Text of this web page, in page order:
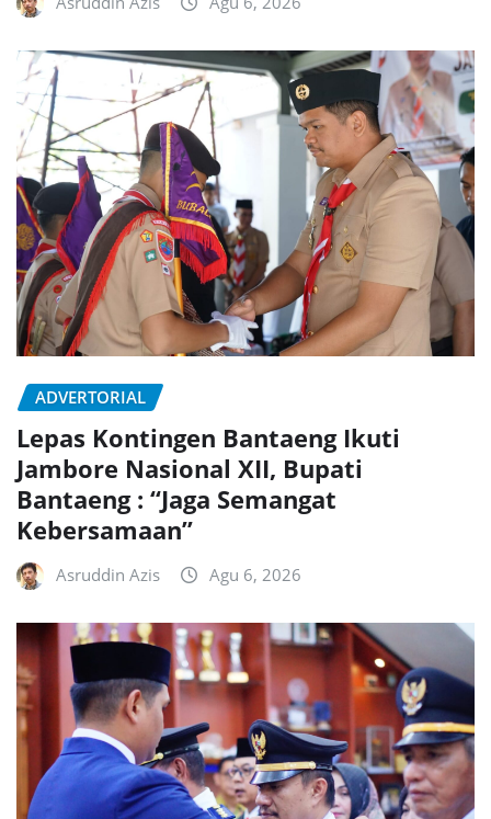
ADVERTORIAL
Lepas Kontingen Bantaeng Ikuti
Jambore Nasional XII, Bupati
Bantaeng : “Jaga Semangat
Kebersamaan”
Asruddin Azis Agu 6, 2026